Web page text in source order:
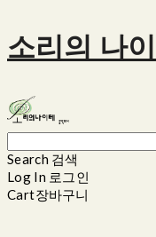
소리의 나
Search 검색
Log In 로그인
Cart장바구니